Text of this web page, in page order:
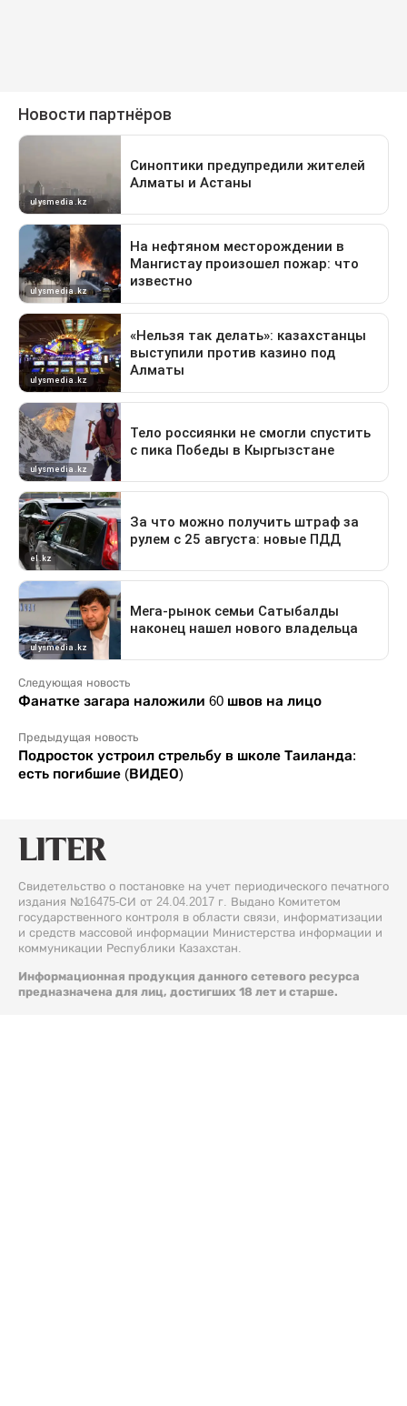
Следующая новость
Фанатке загара наложили 60 швов на лицо
Предыдущая новость
Подросток устроил стрельбу в школе Таиланда:
есть погибшие (ВИДЕО)
Свидетельство о постановке на учет периодического печатного
издания №16475-СИ от 24.04.2017 г. Выдано Комитетом
государственного контроля в области связи, информатизации
и средств массовой информации Министерства информации и
коммуникации Республики Казахстан.
Информационная продукция данного сетевого ресурса
предназначена для лиц, достигших 18 лет и старше.